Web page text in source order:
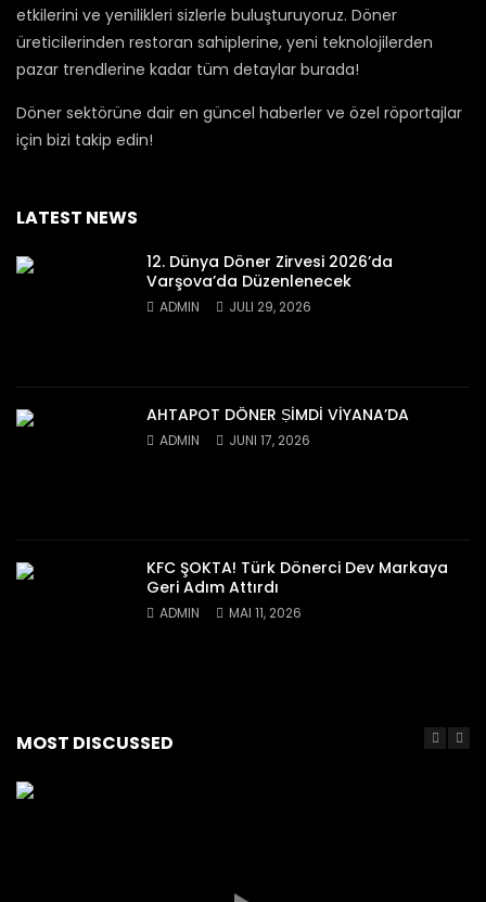
etkilerini ve yenilikleri sizlerle buluşturuyoruz. Döner
üreticilerinden restoran sahiplerine, yeni teknolojilerden
pazar trendlerine kadar tüm detaylar burada!
Döner sektörüne dair en güncel haberler ve özel röportajlar
için bizi takip edin!
LATEST NEWS
12. Dünya Döner Zirvesi 2026’da
Varşova’da Düzenlenecek
ADMIN JULI 29, 2026
AHTAPOT DÖNER ṢİMDİ VİYANA’DA
ADMIN JUNI 17, 2026
KFC ŞOKTA! Türk Dönerci Dev Markaya
Geri Adım Attırdı
ADMIN MAI 11, 2026
MOST DISCUSSED